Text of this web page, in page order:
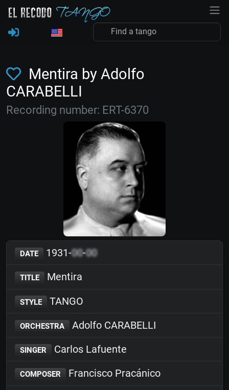
Mentira by Adolfo
CARABELLI
Recording number: ERT-6370
DATE 1931-00-00
TITLE Mentira
STYLE TANGO
ORCHESTRA Adolfo CARABELLI
SINGER Carlos Lafuente
COMPOSER Francisco Pracánico